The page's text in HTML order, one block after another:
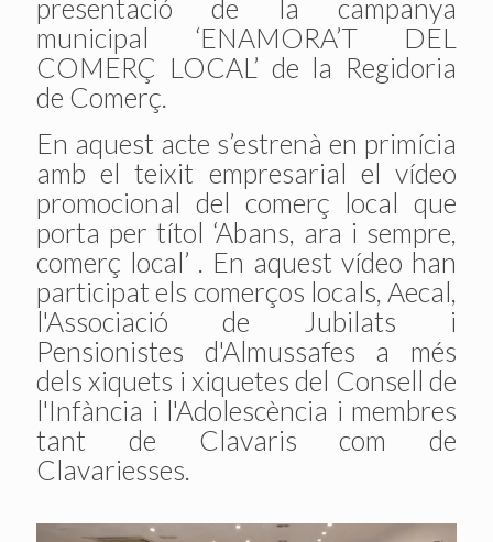
presentació de la campanya
municipal ‘ENAMORA’T DEL
COMERÇ LOCAL’ de la Regidoria
de Comerç.
En aquest acte s’estrenà en primícia
amb el teixit empresarial el vídeo
promocional del comerç local que
porta per títol ‘Abans, ara i sempre,
comerç local’ . En aquest vídeo han
participat els comerços locals, Aecal,
l'Associació de Jubilats i
Pensionistes d'Almussafes a més
dels xiquets i xiquetes del Consell de
l'Infància i l'Adolescència i membres
tant de Clavaris com de
Clavariesses.